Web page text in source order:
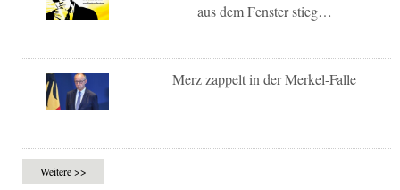
aus dem Fenster stieg…
Merz zappelt in der Merkel-Falle
Weitere >>